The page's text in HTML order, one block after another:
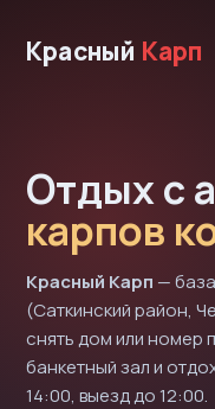
Красный Карп
Отдых с
карпов
Красный Карп —
(Саткинский район,
снять дом или номер
банкетный зал и
14:00, выезд до 12:00.